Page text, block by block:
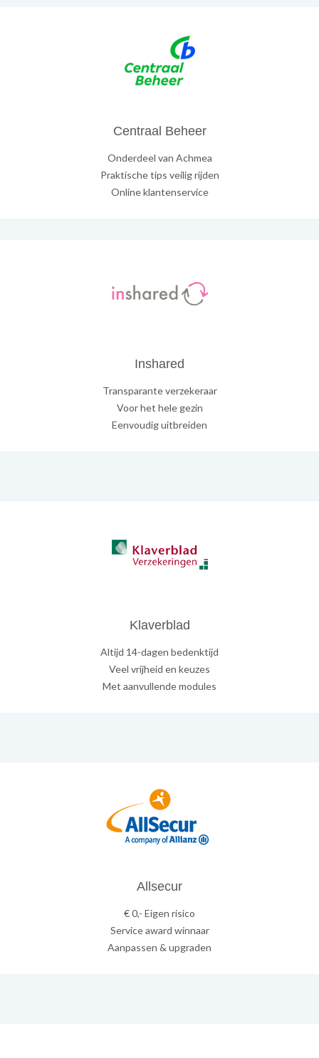
Centraal Beheer
Onderdeel van Achmea
Praktische tips veilig rijden
Online klantenservice
Inshared
Transparante verzekeraar
Voor het hele gezin
Eenvoudig uitbreiden
Klaverblad
Altijd 14-dagen bedenktijd
Veel vrijheid en keuzes
Met aanvullende modules
Allsecur
€ 0,- Eigen risico
Service award winnaar
Aanpassen & upgraden